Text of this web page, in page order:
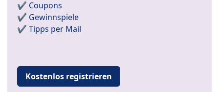
✔️ Coupons
✔️ Gewinnspiele
✔️ Tipps per Mail
Kostenlos registrieren